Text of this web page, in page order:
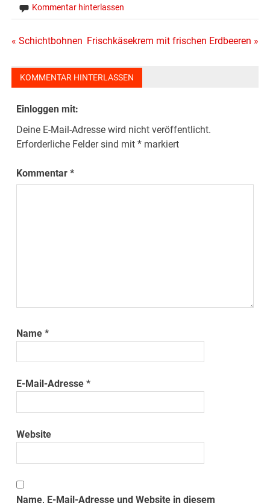
Kommentar hinterlassen
Beitragsnavigation
« Schichtbohnen Frischkäsekrem mit frischen Erdbeeren »
KOMMENTAR HINTERLASSEN
Einloggen mit:
Deine E-Mail-Adresse wird nicht veröffentlicht.
Erforderliche Felder sind mit* markiert
Kommentar*
Name*
E-Mail-Adresse*
Website
Name, E-Mail-Adresse und Website in diesem